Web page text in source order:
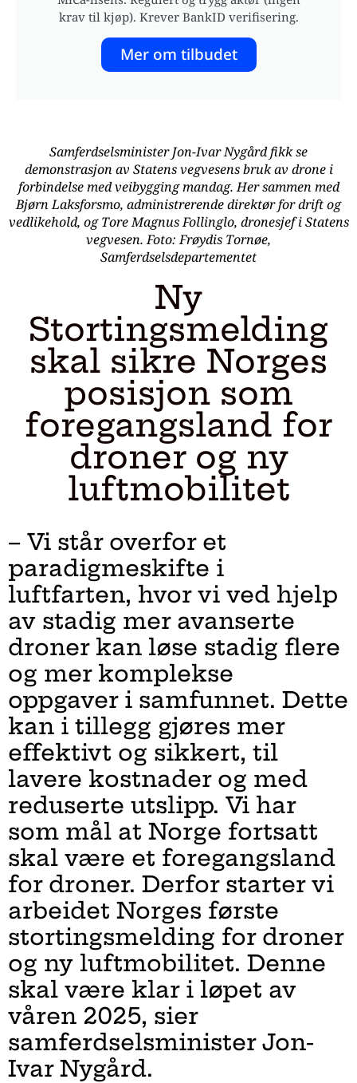
krav til kjøp). Krever BankID verifisering.
Mer om tilbudet
Samferdselsminister Jon-Ivar Nygård fikk se
demonstrasjon av Statens vegvesens bruk av drone i
forbindelse med veibygging mandag. Her sammen med
Bjørn Laksforsmo, administrerende direktør for drift og
vedlikehold, og Tore Magnus Follinglo, dronesjef i Statens
vegvesen. Foto: Frøydis Tornøe,
Samferdselsdepartementet
Ny
Stortingsmelding
skal sikre Norges
posisjon som
foregangsland for
droner og ny
luftmobilitet
– Vi står overfor et
paradigmeskifte i
luftfarten, hvor vi ved hjelp
av stadig mer avanserte
droner kan løse stadig flere
og mer komplekse
oppgaver i samfunnet. Dette
kan i tillegg gjøres mer
effektivt og sikkert, til
lavere kostnader og med
reduserte utslipp. Vi har
som mål at Norge fortsatt
skal være et foregangsland
for droner. Derfor starter vi
arbeidet Norges første
stortingsmelding for droner
og ny luftmobilitet. Denne
skal være klar i løpet av
våren 2025, sier
samferdselsminister Jon-
Ivar Nygård.